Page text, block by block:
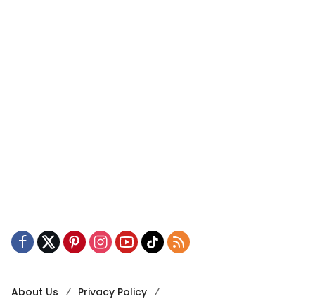
About Us
Privacy Policy